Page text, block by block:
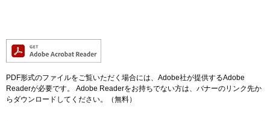
PDF形式のファイルをご覧いただく場合には、Adobe社が提供するAdobe
Readerが必要です。
Adobe Readerをお持ちでない方は、バナーのリンク先か
らダウンロードしてください。（無料）